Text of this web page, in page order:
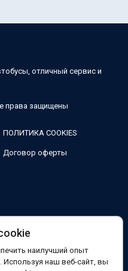
отличный сервис и
права защищены
ПОЛИТИКА COOKIES
Договор оферты
наилучший опыт
Используя наш веб-сайт, вы